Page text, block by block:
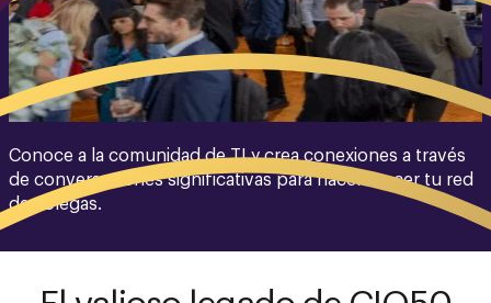
Conoce a la comunidad de TI y crea conexiones a través
de conversaciones significativas para hacer crecer tu red
de colegas.